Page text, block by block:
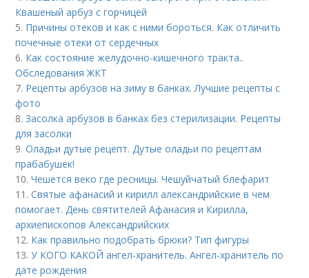
Квашеный арбуз с горчицей
5. Причины отеков и как с ними бороться. Как отличить
почечные отеки от сердечных
6. Как состояние желудочно-кишечного тракта..
Обследования ЖКТ
7. Рецепты арбузов на зиму в банках. Лучшие рецепты с
фото
8.Засолка арбузов в банках без стерилизации. Рецепты
для засолки
9.Оладьи дутые рецепт. Дутые оладьи по рецептам
прабабушек!
10.Чешется веко где ресницы. Чешуйчатый блефарит
11.Святые афанасий и кирилл александрийские в чем
помогает. День святителей Афанасия и Кирилла,
архиепископов Александрийских
12. Как правильно подобрать брюки? Тип фигуры
13.У КОГО КАКОЙ ангел-хранитель. Ангел-хранитель по
дате рождения